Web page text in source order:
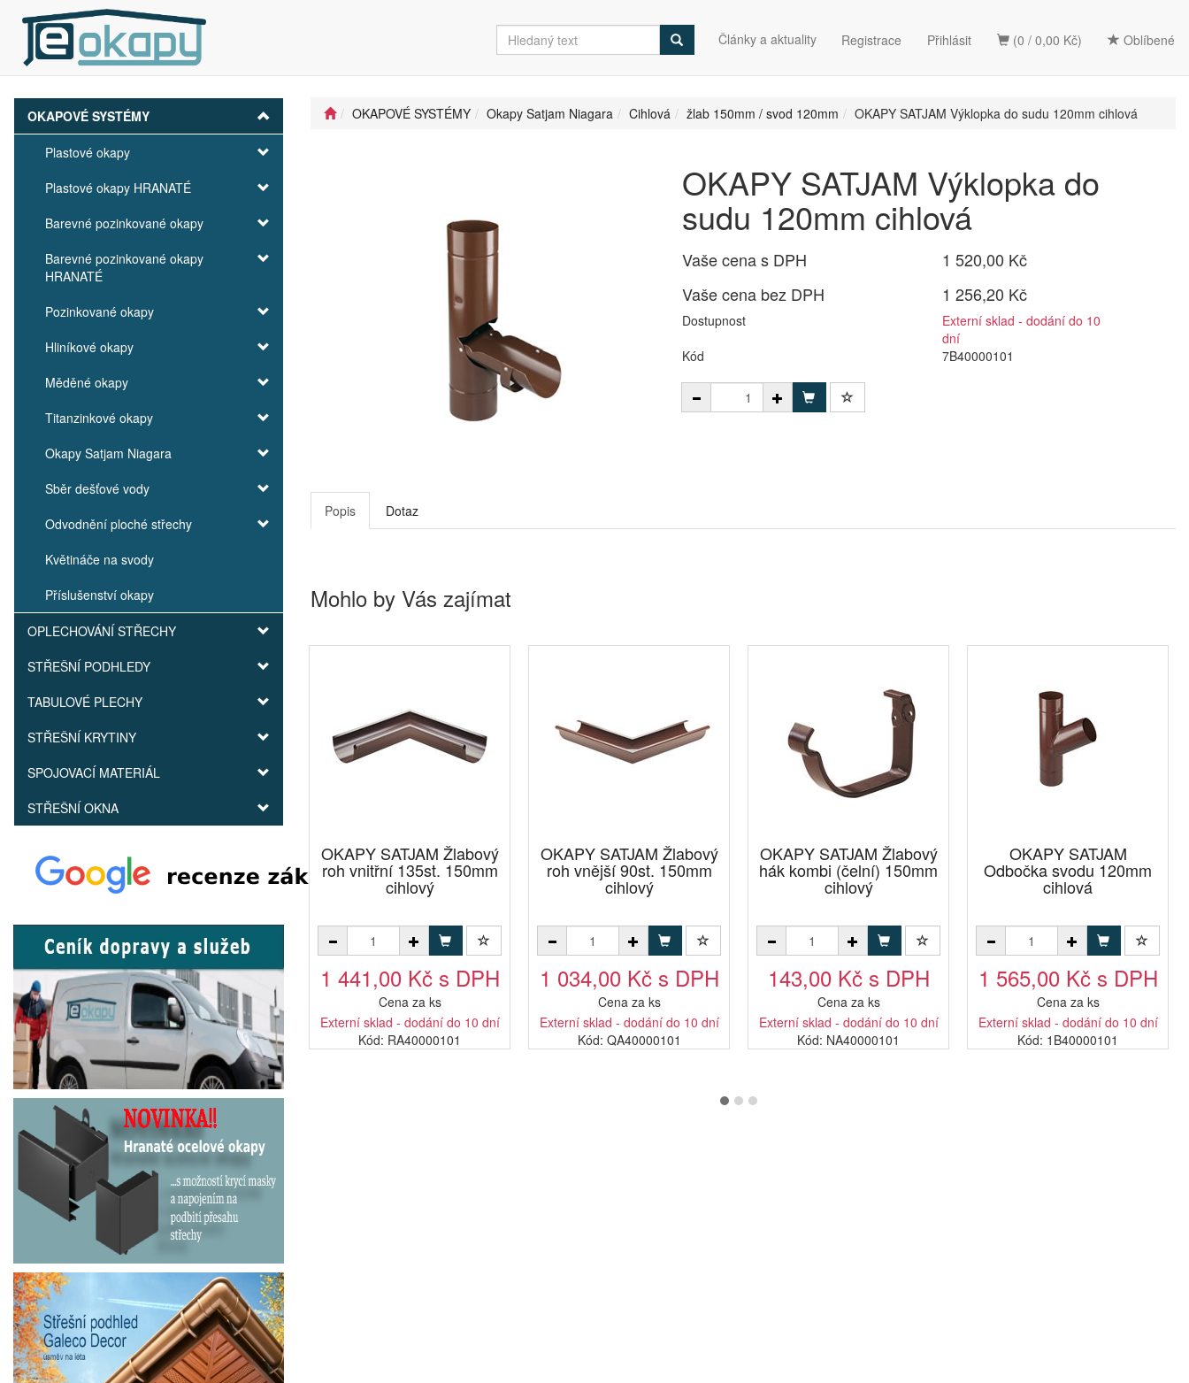
(0 / 0,00 Kč) Oblíbené
Články a aktuality Registrace Přihlásit
OKAPOVÉ SYSTÉMY
Plastové okapy
Plastové okapy HRANATÉ
Barevné pozinkované okapy
Barevné pozinkované okapy
HRANATÉ
Pozinkované okapy
Hliníkové okapy
Měděné okapy
Titanzinkové okapy
Okapy Satjam Niagara
Sběr dešťové vody
Odvodnění ploché střechy
Květináče na svody
Příslušenství okapy
OPLECHOVÁNÍ STŘECHY
STŘEŠNÍ PODHLEDY
TABULOVÉ PLECHY
STŘEŠNÍ KRYTINY
SPOJOVACÍ MATERIÁL
STŘEŠNÍ OKNA
OKAPOVÉ SYSTÉMY Okapy Satjam Niagara Cihlová žlab 150mm / svod 120mm OKAPY SATJAM Výklopka do sudu 120mm cihlová
OKAPY SATJAM Výklopka do
sudu 120mm cihlová
Vaše cena s DPH
1 520,00 Kč
Vaše cena bez DPH
1 256,20 Kč
Dostupnost
Externí sklad - dodání do 10
dní
Kód
7B40000101
Popis Dotaz
Mohlo by Vás zajímat
OKAPY SATJAM Žlabový
roh vnitřní 135st. 150mm
cihlový
1 441,00 Kč s DPH
Cena za ks
Externí sklad - dodání do 10 dní
Kód: RA40000101
OKAPY SATJAM Žlabový
roh vnější 90st. 150mm
cihlový
1 034,00 Kč s DPH
Cena za ks
Externí sklad - dodání do 10 dní
Kód: QA40000101
OKAPY SATJAM Žlabový
hák kombi (čelní) 150mm
cihlový
143,00 Kč s DPH
Cena za ks
Externí sklad - dodání do 10 dní
Kód: NA40000101
OKAPY SATJAM
Odbočka svodu 120mm
cihlová
1 565,00 Kč s DPH
Cena za ks
Externí sklad - dodání do 10 dní
Kód: 1B40000101